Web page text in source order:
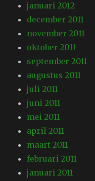
januari 2012
december 2011
november 2011
oktober 2011
september 2011
augustus 2011
juli 2011
juni 2011
mei 2011
april 2011
maart 2011
februari 2011
januari 2011